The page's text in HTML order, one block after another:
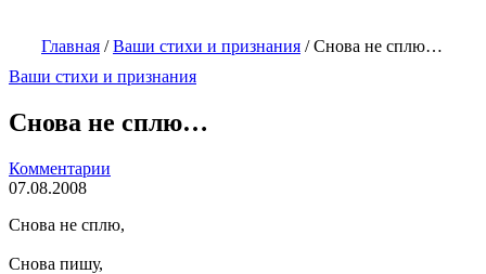
Главная /Ваши стихи и признания /Снова не сплю…
Ваши стихи и признания
Снова не сплю…
Комментарии
07.08.2008
Снова не сплю,
Снова пишу,